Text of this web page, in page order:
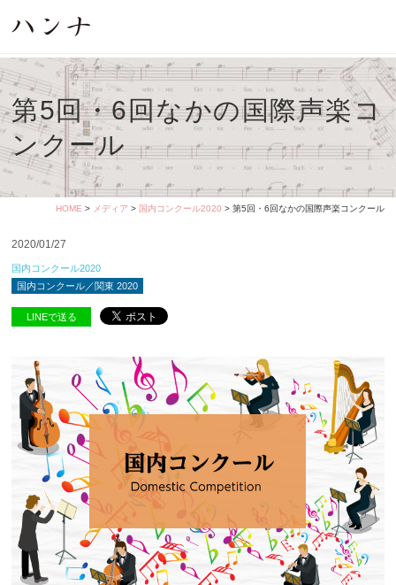
第5回・6回なかの国際声楽コ
ンクール
HOME > メディア > 国内コンクール2020 > 第5回・6回なかの国際声楽コンクール
2020/01/27
国内コンクール2020
国内コンクール／関東 2020
LINEで送る